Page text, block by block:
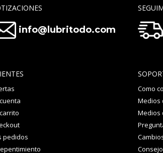
info@lubritodo.com
pedidos
Como
Medios
Medios